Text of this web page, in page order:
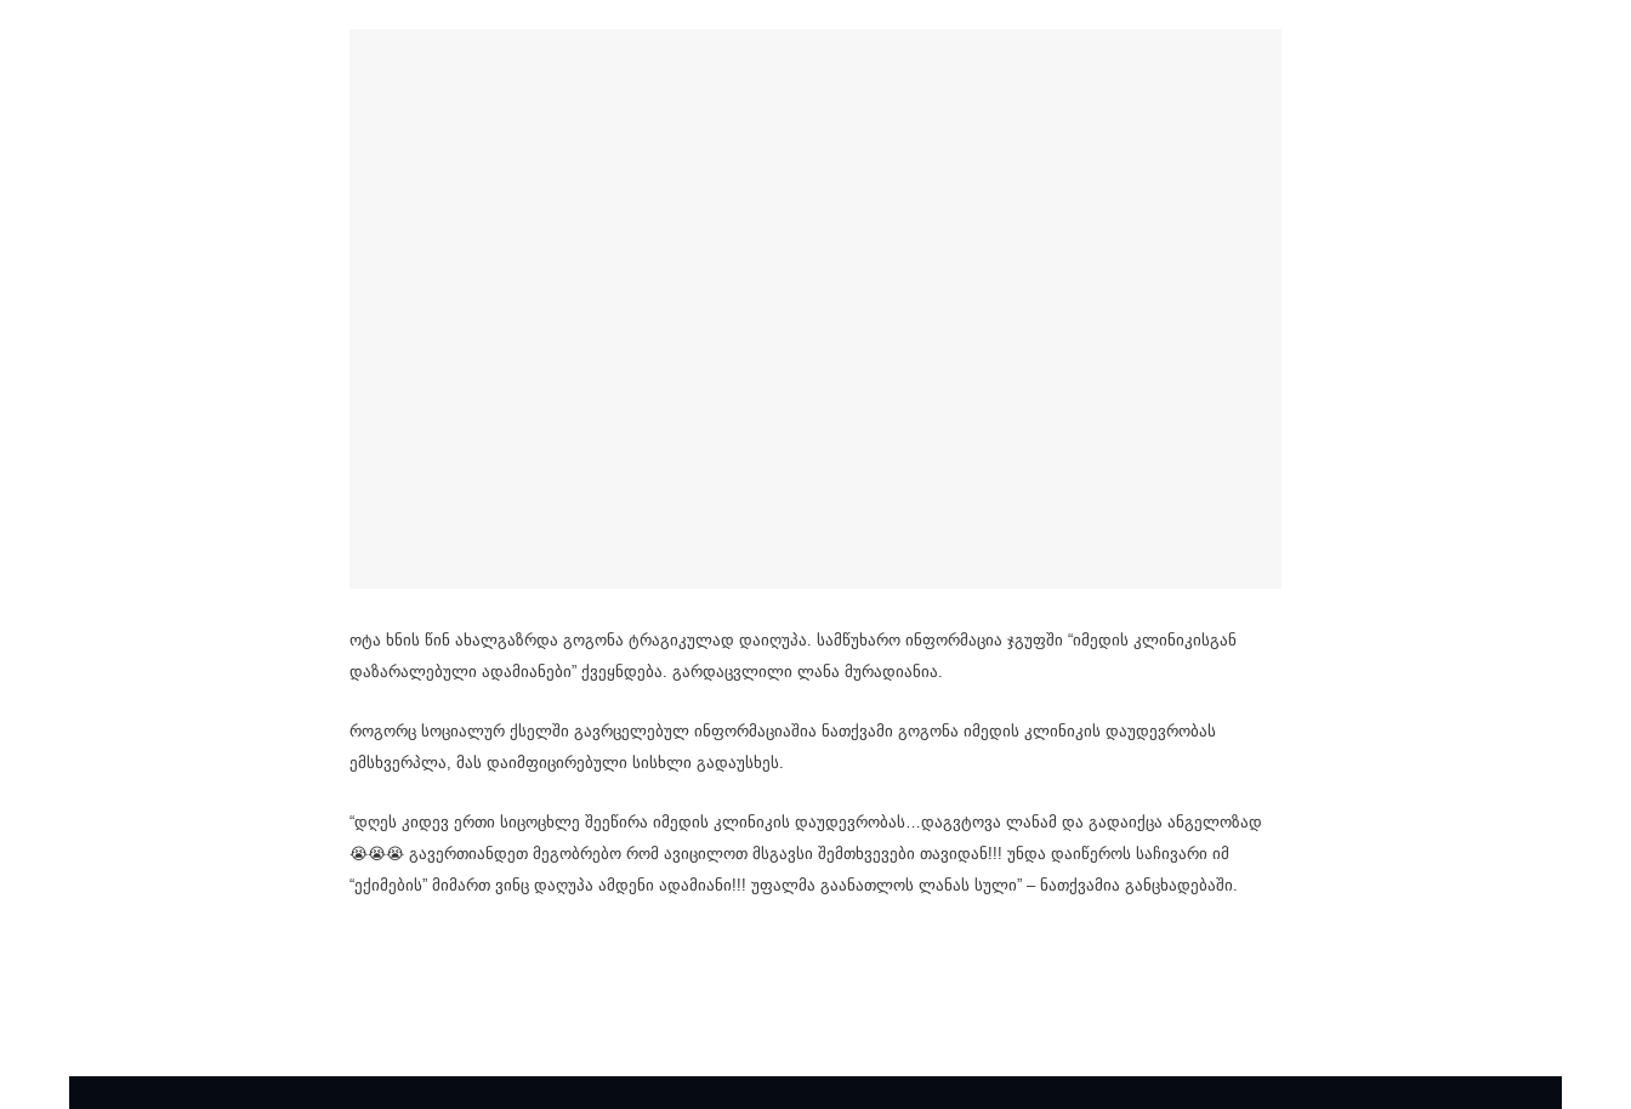
ოტა ხნის წინ ახალგაზრდა გოგონა ტრაგიკულად დაიღუპა. სამწუხარო ინფორმაცია ჯგუფში “იმედის კლინიკისგან
დაზარალებული ადამიანები” ქვეყნდება. გარდაცვლილი ლანა მურადიანია.
როგორც სოციალურ ქსელში გავრცელებულ ინფორმაციაშია ნათქვამი გოგონა იმედის კლინიკის დაუდევრობას
ემსხვერპლა, მას დაიმფიცირებული სისხლი გადაუსხეს.
“დღეს კიდევ ერთი სიცოცხლე შეეწირა იმედის კლინიკის დაუდევრობას…დაგვტოვა ლანამ და გადაიქცა ანგელოზად
😭😭😭 გავერთიანდეთ მეგობრებო რომ ავიცილოთ მსგავსი შემთხვევები თავიდან!!! უნდა დაიწეროს საჩივარი იმ
“ექიმების” მიმართ ვინც დაღუპა ამდენი ადამიანი!!! უფალმა გაანათლოს ლანას სული” – ნათქვამია განცხადებაში.